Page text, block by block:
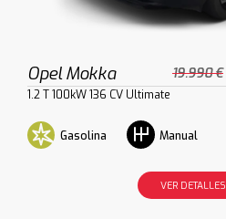
Opel Mokka 19.990 €
1.2 T 100kW 136 CV Ultimate
Gasolina Manual
VER DETALLES